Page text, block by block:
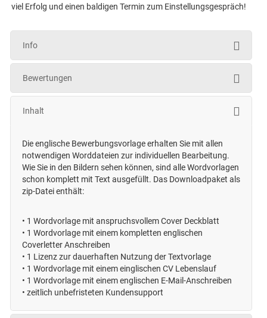
viel Erfolg und einen baldigen Termin zum Einstellungsgespräch!
Info
Bewertungen
Inhalt
Die englische Bewerbungsvorlage erhalten Sie mit allen
notwendigen Worddateien zur individuellen Bearbeitung.
Wie Sie in den Bildern sehen können, sind alle Wordvorlagen
schon komplett mit Text ausgefüllt. Das Downloadpaket als
zip-Datei enthält:
• 1 Wordvorlage mit anspruchsvollem Cover Deckblatt
• 1 Wordvorlage mit einem kompletten englischen
Coverletter Anschreiben
• 1 Lizenz zur dauerhaften Nutzung der Textvorlage
• 1 Wordvorlage mit einem einglischen CV Lebenslauf
• 1 Wordvorlage mit einem englischen E-Mail-Anschreiben
• zeitlich unbefristeten Kundensupport